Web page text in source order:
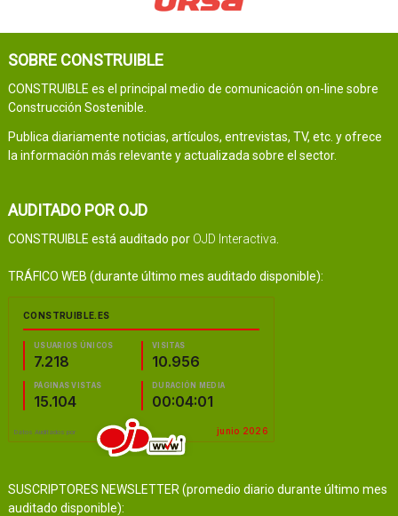
SOBRE CONSTRUIBLE
CONSTRUIBLE es el principal medio de comunicación on-line sobre
Construcción Sostenible.
Publica diariamente noticias, artículos, entrevistas, TV, etc. y ofrece
la información más relevante y actualizada sobre el sector.
AUDITADO POR OJD
CONSTRUIBLE está auditado por OJD Interactiva
TRÁFICO WEB (durante último mes auditado disponible):
SUSCRIPTORES NEWSLETTER (promedio diario durante último mes
auditado disponible):